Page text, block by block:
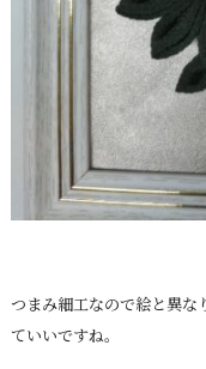
つまみ細工なので絵と異な
ていいですね。